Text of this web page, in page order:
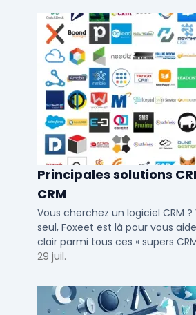
Principales solutions
CRM
Vous cherchez un logiciel CRM ?
seul, Foxeet est là pour vous
clair parmi tous ces « supers
29 juil.